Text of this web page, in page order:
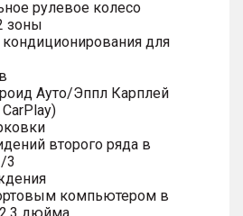
рулевое колесо
зоны
для
Ауто/Эппл Карплей
второго ряда в
3
компьютером в
дюйма